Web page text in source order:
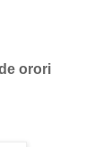
orori